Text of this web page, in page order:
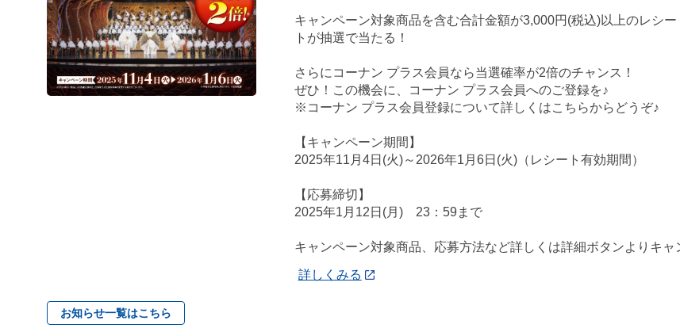
キャンペーン対象商品を含む合計金額が3,000円(税込)以上のレシ
トが抽選で当たる！
さらにコーナン プラス会員なら当選確率が2倍のチャンス！
ぜひ！この機会に、コーナン プラス会員へのご登録を♪
※コーナン プラス会員登録について詳しくはこちらからどうぞ♪
【キャンペーン期間】
2025年11月4日(火)～2026年1月6日(火)（レシート有効期間）
【応募締切】
2025年1月12日(月) 23：59まで
キャンペーン対象商品、応募方法など詳しくは詳細ボタンよりキャ
詳しくみる
お知らせ一覧はこちら